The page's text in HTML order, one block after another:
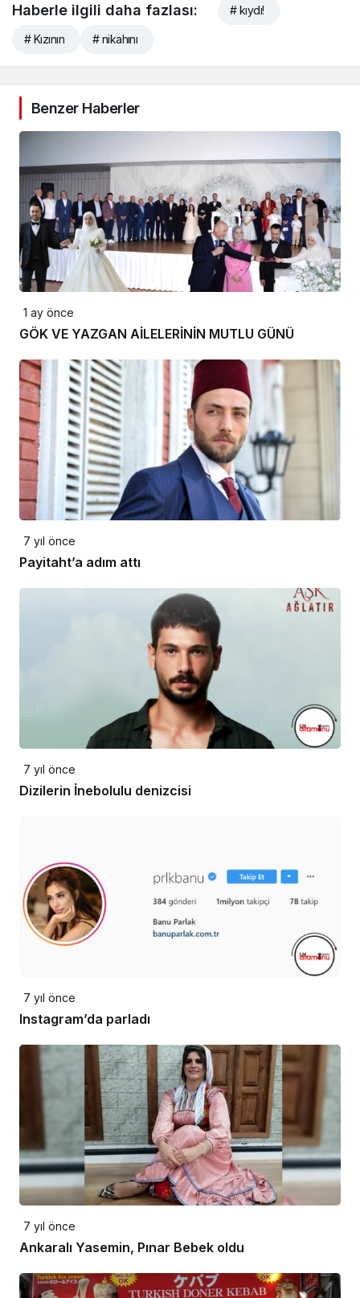
Haberle ilgili daha fazlası: # kıydı!
# Kızının # nikahını
Benzer Haberler
1 ay önce
GÖK VE YAZGAN AİLELERİNİN MUTLU GÜNÜ
7 yıl önce
Payitaht’a adım attı
7 yıl önce
Dizilerin İnebolulu denizcisi
7 yıl önce
Instagram’da parladı
7 yıl önce
Ankaralı Yasemin, Pınar Bebek oldu